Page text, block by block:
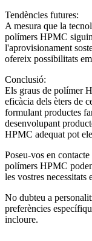
Tendències futures:
A mesura que la
polímers HPMC
l'aprovisionament
ofereix possibilitats
Conclusió:
Els graus de polímer
eficàcia dels èters de
formulant productes
desenvolupant
HPMC adequat pot
Poseu-vos en
polímers HPMC
les vostres necessitats
No dubteu a
preferències
incloure.